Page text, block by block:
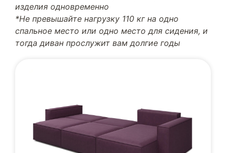
изделия одновременно
*Не превышайте нагрузку 110 кг на одно
спальное место или одно место для сидения, и
тогда диван прослужит вам долгие годы